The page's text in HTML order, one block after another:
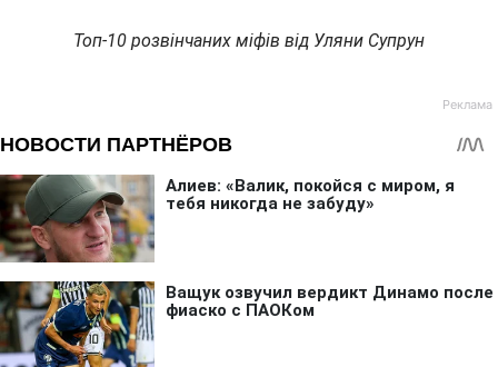
Топ-10 розвінчаних міфів від Уляни Супрун